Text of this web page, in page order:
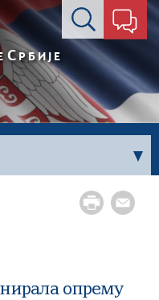
Контакт форма
СРБИЈЕ
опрему